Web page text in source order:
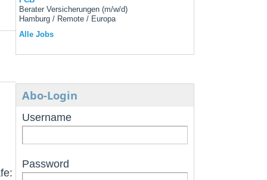
Berater Versicherungen (m/w/d)
Hamburg / Remote / Europa
Alle Jobs
Abo-Login
Username
Password